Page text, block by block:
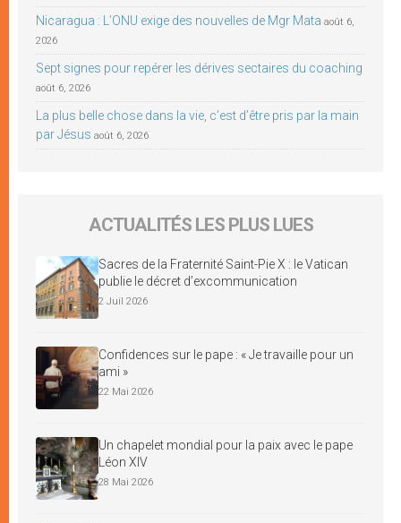
Nicaragua : L’ONU exige des nouvelles de Mgr Mata août 6,
2026
Sept signes pour repérer les dérives sectaires du coaching
août 6, 2026
La plus belle chose dans la vie, c’est d’être pris par la main
par Jésus août 6, 2026
ACTUALITÉS LES PLUS LUES
Sacres de la Fraternité Saint-Pie X : le Vatican
publie le décret d’excommunication
2 Juil 2026
Confidences sur le pape : « Je travaille pour un
ami »
22 Mai 2026
Un chapelet mondial pour la paix avec le pape
Léon XIV
28 Mai 2026